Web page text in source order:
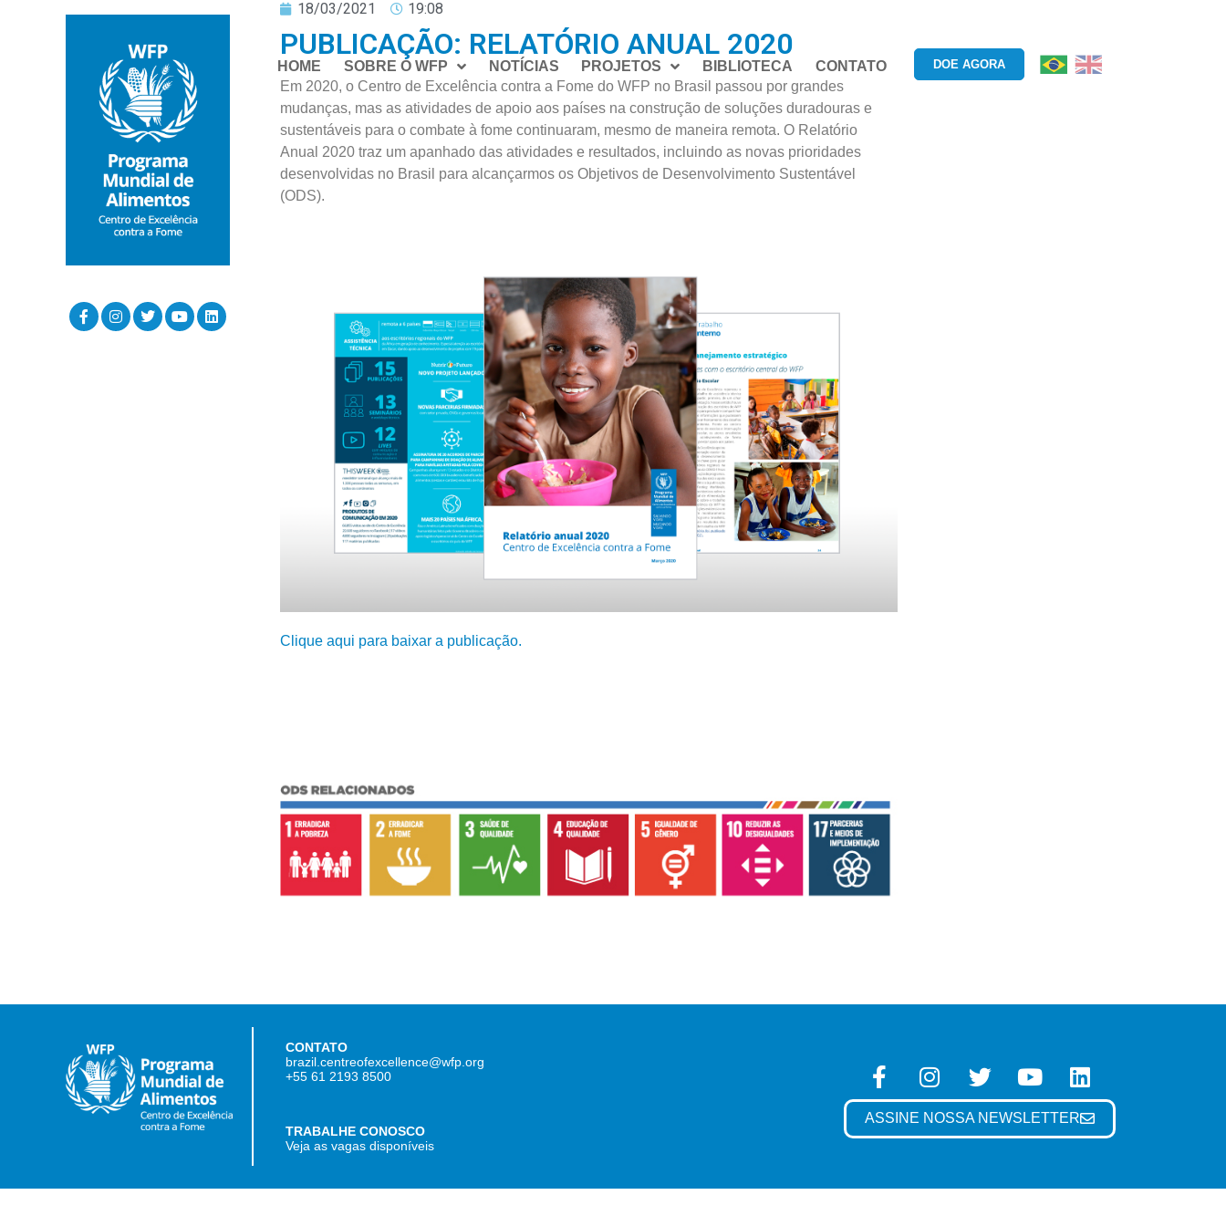
HOME SOBRE O WFP NOTÍCIAS PROJETOS BIBLIOTECA CONTATO DOE AGORA
18/03/2021 19:08
PUBLICAÇÃO: RELATÓRIO ANUAL 2020
Em 2020, o Centro de Excelência contra a Fome do WFP no Brasil passou por grandes
mudanças, mas as atividades de apoio aos países na construção de soluções duradouras e
sustentáveis para o combate à fome continuaram, mesmo de maneira remota. O Relatório
Anual 2020 traz um apanhado das atividades e resultados, incluindo as novas prioridades
desenvolvidas no Brasil para alcançarmos os Objetivos de Desenvolvimento Sustentável
(ODS).
Clique aqui para baixar a publicação.
CONTATO
brazil.centreofexcellence@wfp.org
+55 61 2193 8500
TRABALHE CONOSCO
Veja as vagas disponíveis
ASSINE NOSSA NEWSLETTER